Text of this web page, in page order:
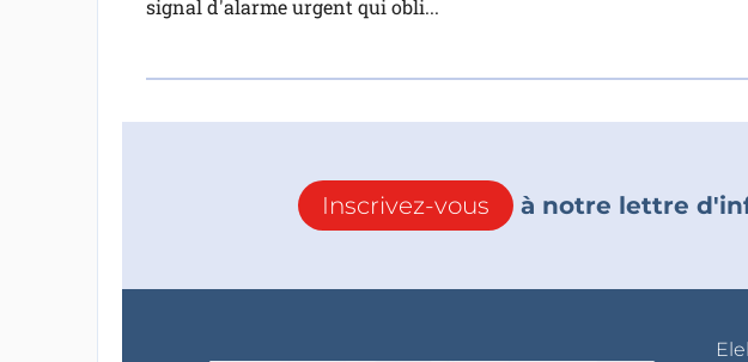
signal d'alarme urgent qui obli...
Inscrivez-vous à notre lettre